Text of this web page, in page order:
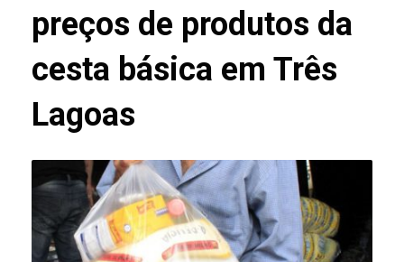
preços de produtos da
cesta básica em Três
Lagoas